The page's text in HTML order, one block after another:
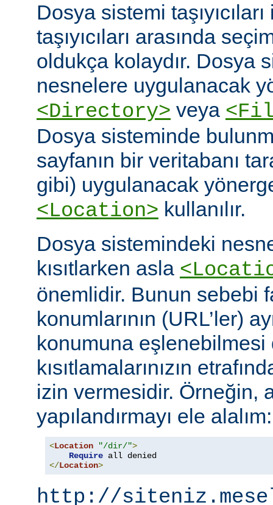
Dosya sistemi
taşıyıcıları arasında
oldukça kolaydır. Dosya
nesnelere uygulanacak
<Directory> veya
Dosya sisteminde
sayfanın bir veritabanı
gibi) uygulanacak
<Location> kullanılır.
Dosya sistemindeki
kısıtlarken asla
önemlidir. Bunun sebebi
konumlarının (URL’ler)
konumuna eşlenebilmesi
kısıtlamalarınızın
izin vermesidir. Örneğin,
yapılandırmayı ele alalım:
<Location "/dir/">
Require
</Location>
http://